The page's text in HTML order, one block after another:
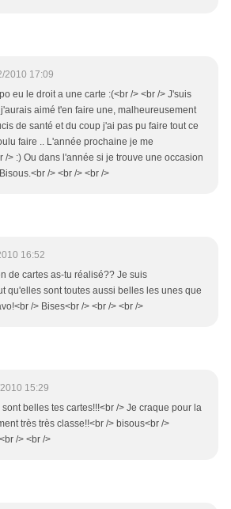
2010 17:09
eu le droit a une carte :(<br /> <br /> J'suis
aimé t'en faire une, malheureusement
de santé et du coup j'ai pas pu faire tout ce
faire .. L'année prochaine je me
/> :) Ou dans l'année si je trouve une occasion
/> <br /> <br />
16:52
de cartes as-tu réalisé?? Je suis
qu'elles sont toutes aussi belles les unes que
/> Bises<br /> <br /> <br />
15:29
belles tes cartes!!!<br /> Je craque pour la
très très classe!!<br /> bisous<br />
/> <br />